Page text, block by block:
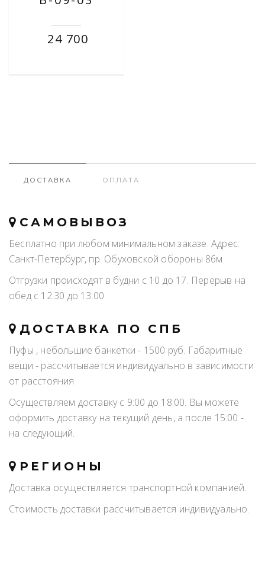
24 700
ДОСТАВКА ОПЛАТА
САМОВЫВОЗ
Бесплатно при любом минимальном заказе. Адрес:
Санкт-Петербург, пр. Обуховской обороны 86м
Отгрузки происходят в будни с 10 до 17. Перерыв на
обед с 12.30 до 13.00.
ДОСТАВКА ПО СПБ
Пуфы , небольшие банкетки - 1500 руб. Габаритные
вещи - рассчитывается индивидуально в зависимости
от расстояния
Осуществляем доставку с 9:00 до 18:00. Вы можете
оформить доставку на текущий день, а после 15:00 -
на следующий.
РЕГИОНЫ
Доставка осуществляется транспортной компанией.
Стоимость доставки рассчитывается индивидуально.